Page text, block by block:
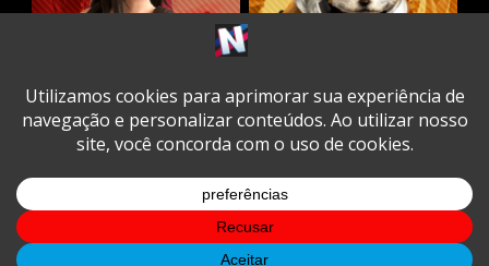
TwitterFacebook
Instagram
YoutubeSpotifyCookie
Policy
Copyright © All rights reserved.